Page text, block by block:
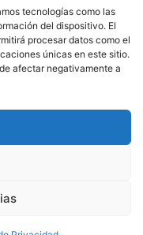
tecnologías como las
del dispositivo. El
procesar datos como el
únicas en este sitio.
afectar negativamente a
Política de Cookies